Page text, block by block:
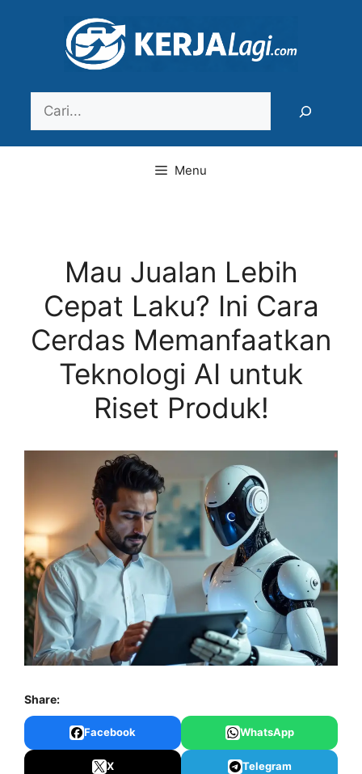
Menu
Mau Jualan Lebih
Cepat Laku? Ini Cara
Cerdas Memanfaatkan
Teknologi AI untuk
Riset Produk!
Share:
Facebook WhatsApp
X Telegram